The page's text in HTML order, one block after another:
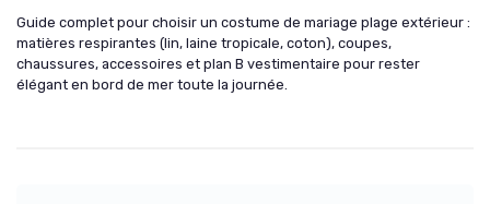
Guide complet pour choisir un costume de mariage plage extérieur :
matières respirantes (lin, laine tropicale, coton), coupes,
chaussures, accessoires et plan B vestimentaire pour rester
élégant en bord de mer toute la journée.